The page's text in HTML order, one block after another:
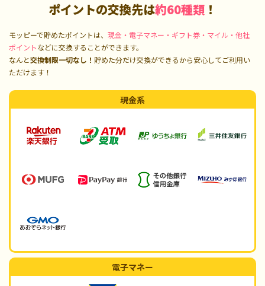
ポイントの交換先は約60種類 ！
モッピーで貯めたポイントは、 現金・電子マネー・ギフト券・マイル・他社
ポイントなどに交換することができます。
なんと交換制限一切なし！ 貯めた分だけ交換ができるから安心してご利用い
ただけます！
現金系
電子マネー